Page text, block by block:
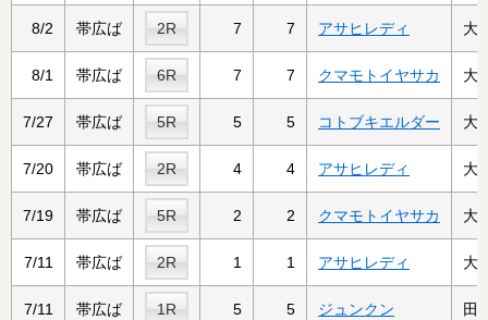
8/2 帯広ば 2R 7 7 アサヒレディ 大
8/1 帯広ば 6R 7 7 クマモトイヤサカ 大
7/27 帯広ば 5R 5 5 コトブキエルダー 大
7/20 帯広ば 2R 4 4 アサヒレディ 大
7/19 帯広ば 5R 2 2 クマモトイヤサカ 大
7/11 帯広ば 2R 1 1 アサヒレディ 大
7/11 帯広ば 1R 5 5 ジュンクン 田